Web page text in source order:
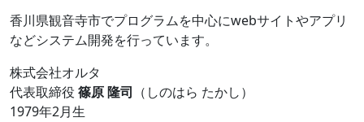
香川県観音寺市でプログラムを中心にwebサイトやアプリ
などシステム開発を行っています。
株式会社オルタ
代表取締役 篠原 隆司 （しのはら たかし）
1979年2月生